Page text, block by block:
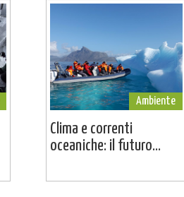
Ambiente
Clima e correnti
oceaniche: il futuro...